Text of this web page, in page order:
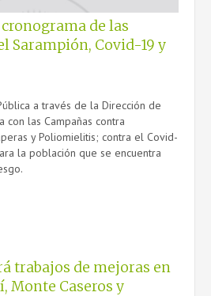
de las
Sarampión, Covid-19 y
a través de la Dirección de
con las Campañas contra
y Poliomielitis; contra el Covid-
la población que se encuentra
trabajos de mejoras en
Monte Caseros y